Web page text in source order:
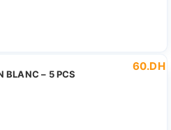
BLANC – 5 PCS
60.DH